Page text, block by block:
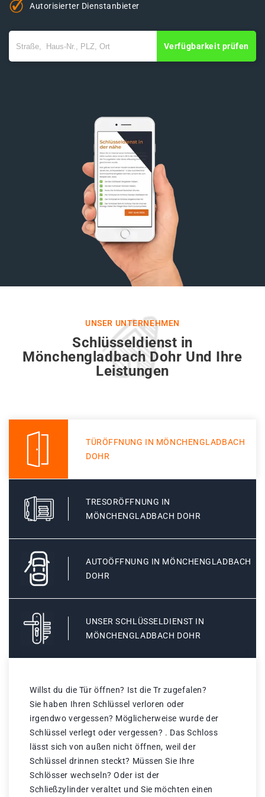
Autorisierter Dienstanbieter
Verfügbarkeit prüfen
UNSER UNTERNEHMEN
Schlüsseldienst in
Mönchengladbach Dohr Und Ihre
Leistungen
TÜRÖFFNUNG IN MÖNCHENGLADBACH
DOHR
TRESORÖFFNUNG IN
MÖNCHENGLADBACH DOHR
AUTOÖFFNUNG IN MÖNCHENGLADBACH
DOHR
UNSER SCHLÜSSELDIENST IN
MÖNCHENGLADBACH DOHR
Willst du die Tür öffnen? Ist die Tr zugefalen?
Sie haben Ihren Schlüssel verloren oder
irgendwo vergessen? Möglicherweise wurde der
Schlüssel verlegt oder vergessen? . Das Schloss
lässt sich von außen nicht öffnen, weil der
Schlüssel drinnen steckt? Müssen Sie Ihre
Schlösser wechseln? Oder ist der
Schließzylinder veraltet und Sie möchten einen